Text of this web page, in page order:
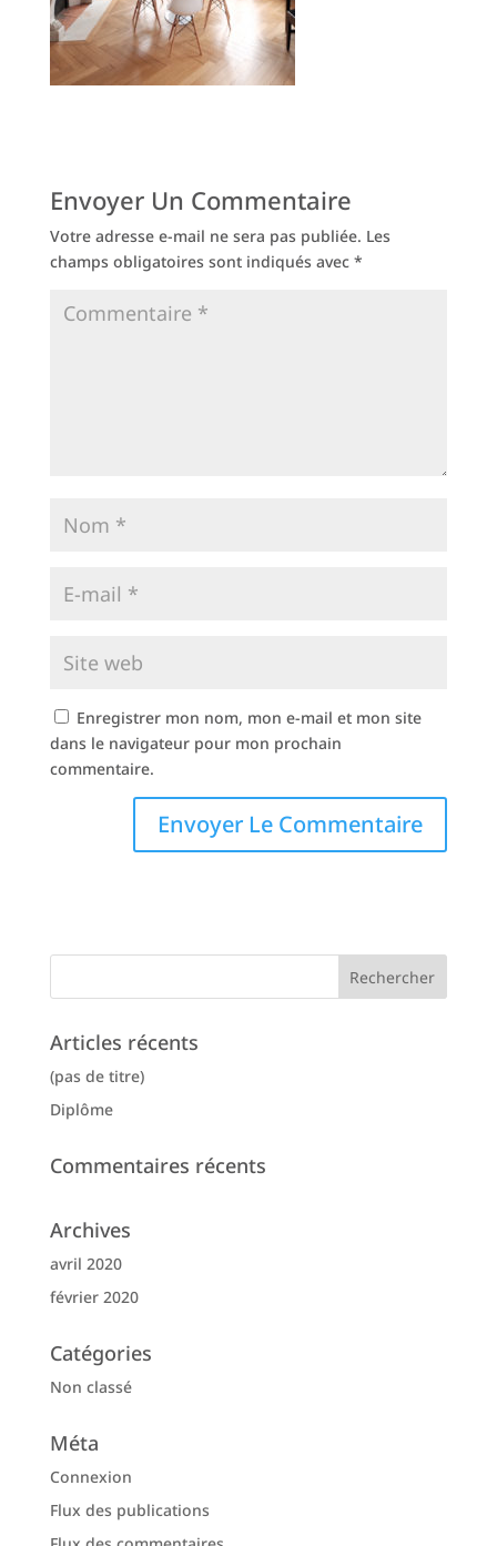
Envoyer Un Commentaire
Votre adresse e-mail ne sera pas publiée. Les
champs obligatoires sont indiqués avec *
Enregistrer mon nom, mon e-mail et mon site
dans le navigateur pour mon prochain
commentaire.
Articles récents
(pas de titre)
Diplôme
Commentaires récents
Archives
avril 2020
février 2020
Catégories
Non classé
Méta
Connexion
Flux des publications